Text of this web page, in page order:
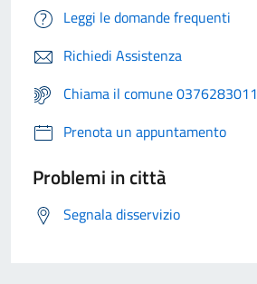
Leggi le domande frequenti
Richiedi Assistenza
Chiama il comune 0376283011
Prenota un appuntamento
Problemi in città
Segnala disservizio